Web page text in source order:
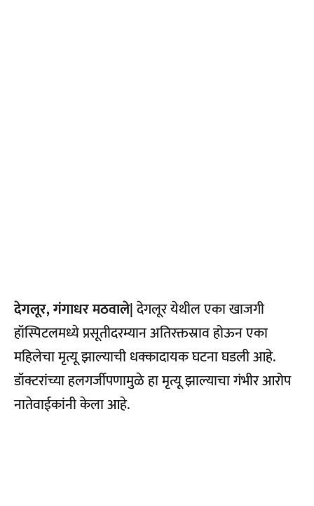
देगलूर, गंगाधर मठवाले|देगलूर येथील एका खाजगी
हॉस्पिटलमध्ये प्रसूतीदरम्यान अतिरक्तस्राव होऊन एका
महिलेचा मृत्यू झाल्याची धक्कादायक घटना घडली आहे.
डॉक्टरांच्या हलगर्जीपणामुळे हा मृत्यू झाल्याचा गंभीर आरोप
नातेवाईकांनी केला आहे.